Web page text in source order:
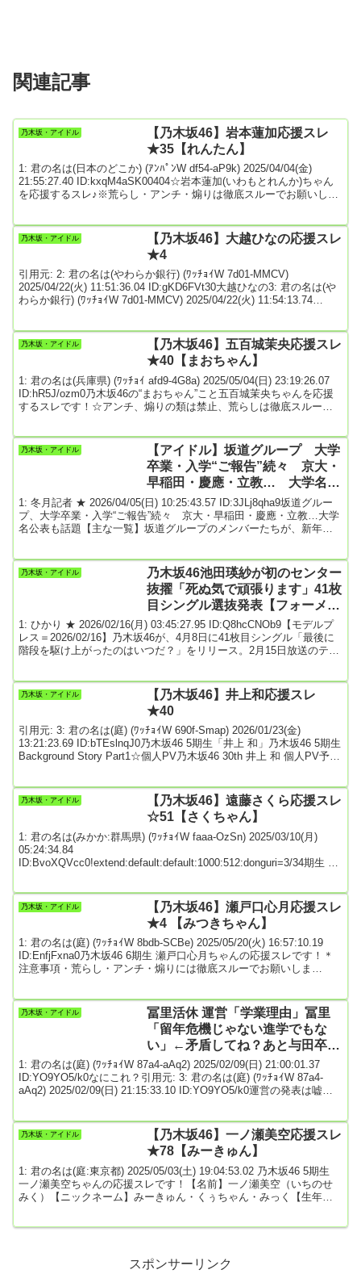
関連記事
乃木坂・アイドル
【乃木坂46】岩本蓮加応援スレ
★35【れんたん】
1: 君の名は(日本のどこか) (ｱﾝﾊﾟﾝW df54-aP9k) 2025/04/04(金)
21:55:27.40 ID:kxqM4aSK00404☆岩本蓮加(いわもとれんか)ちゃん
を応援するスレ♪※荒らし・アンチ・煽りは徹底スルーでお願いしま
2日『出身地』東京都『血液型』Ｂ型『身長』159cm『星座』みずが
め座特技：ヒップホップダンス 、ローラースケート...
乃木坂・アイドル
【乃木坂46】大越ひなの応援スレ
★4
引用元: 2: 君の名は(やわらか銀行) (ﾜｯﾁｮｲW 7d01-MMCV)
2025/04/22(火) 11:51:36.04 ID:gKD6FVt30大越ひなの3: 君の名は(や
わらか銀行) (ﾜｯﾁｮｲW 7d01-MMCV) 2025/04/22(火) 11:54:13.74
齢、出身地を公表4月6日、ぴあアリーナMMで開催される『乃木坂
46...
乃木坂・アイドル
【乃木坂46】五百城茉央応援スレ
★40【まおちゃん】
1: 君の名は(兵庫県) (ﾜｯﾁｮｲ afd9-4G8a) 2025/05/04(日) 23:19:26.07
ID:hR5J/ozm0乃木坂46の“まおちゃん”こと五百城茉央ちゃんを応援
するスレです！☆アンチ、煽りの類は禁止、荒らしは徹底スルーで
茉央（いおき まお）【愛称】まおちゃん、いおちゃん、きっき【生
年月日】2005年7月29日【星座】獅子座【身長】166cm【...
乃木坂・アイドル
【アイドル】坂道グループ 大学
卒業・入学“ご報告”続々 京大・
早稲田・慶應・立教… 大学名公
表も話題
1: 冬月記者 ★ 2026/04/05(日) 10:25:43.57 ID:3JLj8qha9坂道グルー
プ、大学卒業・入学“ご報告”続々 京大・早稲田・慶應・立教…大学
名公表も話題【主な一覧】坂道グループのメンバーたちが、新年度
の学業については、乃木坂46・池田瑛紗が「東大より難しい」とも
称される東京藝術大学在学中。また、櫻坂46・勝又春は京都大学だ
と明らかにして驚かせたが、...
乃木坂・アイドル
乃木坂46池田瑛紗が初のセンター
抜擢「死ぬ気で頑張ります」41枚
目シングル選抜発表【フォーメー
ション】
1: ひかり ★ 2026/02/16(月) 03:45:27.95 ID:Q8hcCNOb9【モデルプ
レス＝2026/02/16】乃木坂46が、4月8日に41枚目シングル「最後に
階段を駆け上がったのはいつだ？」をリリース。2月15日放送のテレ
ーを務めることがわかった。◆池田瑛紗、初のセンター抜擢今回の
選抜メンバーは16人。5期生の池田が初のセンターを務める。センタ
乃木坂・アイドル
【乃木坂46】井上和応援スレ
★40
引用元: 3: 君の名は(庭) (ﾜｯﾁｮｲW 690f-Smap) 2026/01/23(金)
13:21:23.69 ID:bTEslnqJ0乃木坂46 5期生「井上 和」乃木坂46 5期生
Background Story Part1☆個人PV乃木坂46 30th 井上 和 個人PV予告
(ﾜｯﾁｮｲW 690f-Smap) ...
乃木坂・アイドル
【乃木坂46】遠藤さくら応援スレ
☆51【さくちゃん】
1: 君の名は(みかか:群馬県) (ﾜｯﾁｮｲW faaa-OzSn) 2025/03/10(月)
05:24:34.84
ID:BvoXQVcc0!extend:default:default:1000:512:donguri=3/34期生 遠
不愉快になるような話にも気を付けましょう。・変態は固くお断り
します。・新規の方には優しく接し、皆で良い雰囲気を作っていき
乃木坂・アイドル
【乃木坂46】瀬戸口心月応援スレ
★4 【みつきちゃん】
1: 君の名は(庭) (ﾜｯﾁｮｲW 8bdb-SCBe) 2025/05/20(火) 16:57:10.19
ID:EnfjFxna0乃木坂46 6期生 瀬戸口心月ちゃんの応援スレです！＊
注意事項・荒らし・アンチ・煽りには徹底スルーでお願いしま
し、皆で良い雰囲気を作っていきましょう。☆次スレは>>980過ぎた
ら宣言して立ててください【名前】瀬戸口 心月（せとぐち みつき）
乃木坂・アイドル
冨里活休 運営「学業理由」冨里
「留年危機じゃない進学でもな
い」←矛盾してね？あと与田卒コ
ン後から活休ではダメだったん
か？
1: 君の名は(庭) (ﾜｯﾁｮｲW 87a4-aAq2) 2025/02/09(日) 21:00:01.37
ID:YO9YO5/k0なにこれ？引用元: 3: 君の名は(庭) (ﾜｯﾁｮｲW 87a4-
aAq2) 2025/02/09(日) 21:15:33.10 ID:YO9YO5/k0運営の発表は嘘？4:
誤魔化し...
乃木坂・アイドル
【乃木坂46】一ノ瀬美空応援スレ
★78【みーきゅん】
1: 君の名は(庭:東京都) 2025/05/03(土) 19:04:53.02 乃木坂46 5期生
一ノ瀬美空ちゃんの応援スレです！【名前】一ノ瀬美空（いちのせ
みく）【ニックネーム】みーきゅん・くぅちゃん・みっく【生年月
スポンサーリンク